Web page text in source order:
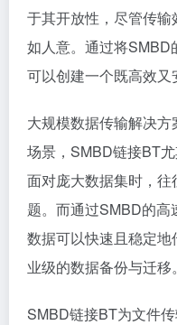
于其开放性，尽管传
如人意。通过将SMBD
可以创建一个既高效又
大规模数据传输解决
场景，SMBD链接BT
面对庞大数据集时，
题。而通过SMBD的高
数据可以快速且稳定
业级的数据备份与迁移。
SMBD链接BT为文件